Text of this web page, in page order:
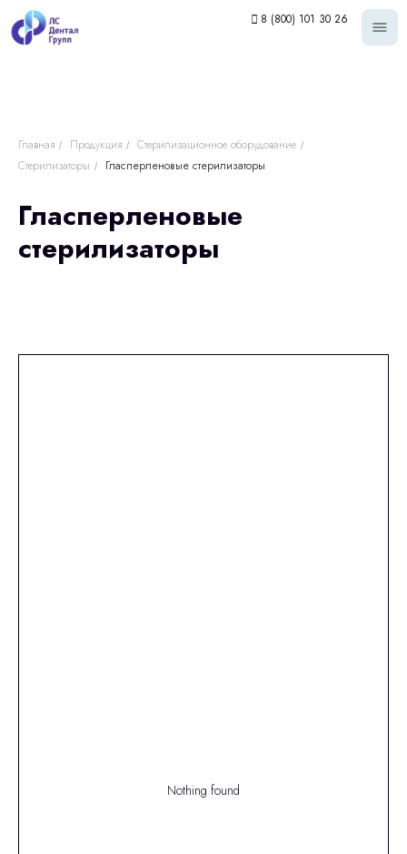
8 (800) 101 30 26
Главная / Продукция / Стерилизационное оборудование /
Стерилизаторы / Гласперленовые стерилизаторы
Гласперленовые
стерилизаторы
Nothing found